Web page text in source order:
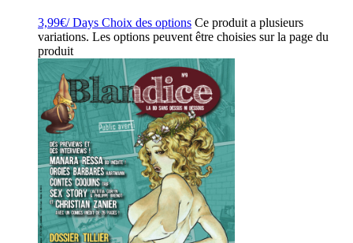
3,99€/ Days Choix des options Ce produit a plusieurs
variations. Les options peuvent être choisies sur la page du
produit